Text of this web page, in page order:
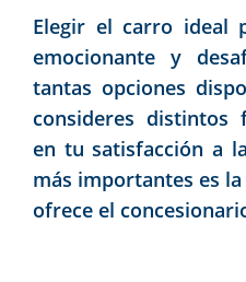
Elegir el carro ideal
emocionante y
tantas opciones
consideres distintos
en tu satisfacción a
más importantes es
ofrece el